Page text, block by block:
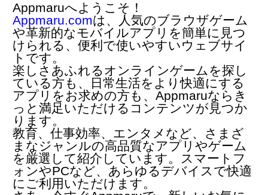
Appmaruへようこそ！
Appmaru.comは、人気のブラウザゲーム
や革新的なモバイルアプリ を簡単に見つ
けられる、便利で使いやすいウェブサイ
トです。
楽しさあふれるオンラインゲームを探し
ている方も、日常生活をより快適にする
アプリをお求めの方も、Appmaruならき
っと満足いただけるコンテンツが見つか
ります。
教育、仕事効率、エンタメなど、さまざ
まなジャンルの高品質なアプリやゲーム
を厳選して紹介しています。スマートフ
ォンやPCなど、あらゆるデバイスで快適
にご利用いただけます。